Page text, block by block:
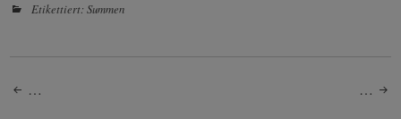
Etikettiert:Summen
Post
… …